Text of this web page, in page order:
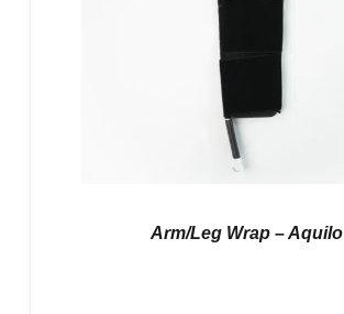
Arm/Leg Wrap – Aquilo